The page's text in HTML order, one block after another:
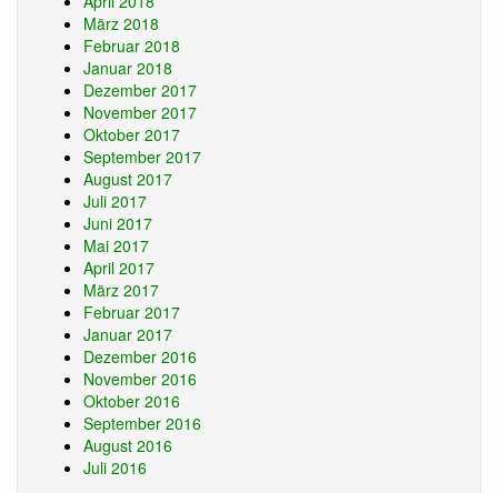
März 2018
Februar 2018
Januar 2018
Dezember 2017
November 2017
Oktober 2017
September 2017
August 2017
Juli 2017
Juni 2017
Mai 2017
April 2017
März 2017
Februar 2017
Januar 2017
Dezember 2016
November 2016
Oktober 2016
September 2016
August 2016
Juli 2016